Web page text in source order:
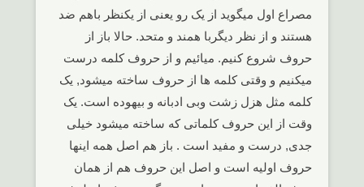
مصراع اول میگوید از یک رو یعنی از یکنظر باهم ضد
هستند و از نظر دیگربا همند و متحد. حالا باز از
حروف شروع کنیم. میائیم و از حروف کلمه درست
میکنیم و وقتی کلمه ها از حروف ساخته میشود, یک
کلمه مثل هزل زشت وبی ادبانه و بیهوده است. یک
وقت از این حروف کلماتی که ساخته میشود خیلی
جدی, درست و مفید است . باز هم اصل همه اینها
حروف اولیه است و اصل این حروف هم از همان